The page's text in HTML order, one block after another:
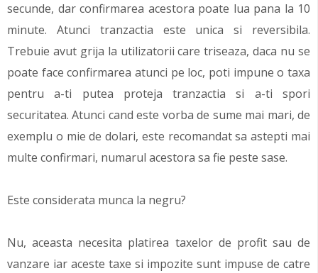
secunde, dar confirmarea acestora poate lua pana la 10
minute. Atunci tranzactia este unica si reversibila.
Trebuie avut grija la utilizatorii care triseaza, daca nu se
poate face confirmarea atunci pe loc, poti impune o taxa
pentru a-ti putea proteja tranzactia si a-ti spori
securitatea. Atunci cand este vorba de sume mai mari, de
exemplu o mie de dolari, este recomandat sa astepti mai
multe confirmari, numarul acestora sa fie peste sase.
Este considerata munca la negru?
Nu, aceasta necesita platirea taxelor de profit sau de
vanzare iar aceste taxe si impozite sunt impuse de catre